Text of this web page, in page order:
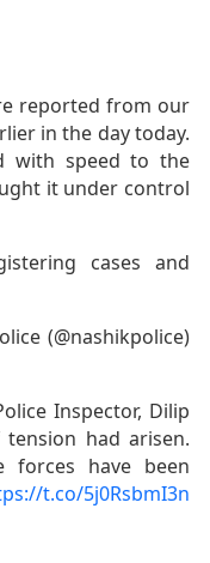
reported from our
in the day today.
with speed to the
it under control
cases and
(@nashikpolice)
Inspector, Dilip
had arisen.
forces have been
t.co/5j0RsbmI3n